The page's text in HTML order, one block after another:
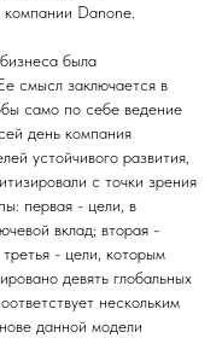
Danone.
была
смысл заключается в
само по себе ведение
день компания
устойчивого развития,
с точки зрения
первая - цели, в
вклад; вторая -
- цели, которым
девять глобальных
нескольким
данной модели